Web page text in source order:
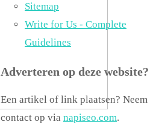
Sitemap
Write for Us - Complete
Guidelines
Adverteren op deze website?
Een artikel of link plaatsen? Neem
contact op via napiseo.com.